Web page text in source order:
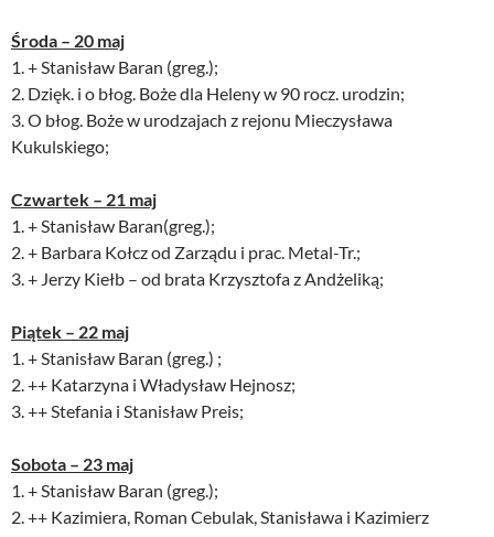
Środa – 20 maj
1. + Stanisław Baran (greg.);
2. Dzięk. i o błog. Boże dla Heleny w 90 rocz. urodzin;
3. O błog. Boże w urodzajach z rejonu Mieczysława
Kukulskiego;
Czwartek – 21 maj
1. + Stanisław Baran(greg.);
2. + Barbara Kołcz od Zarządu i prac. Metal-Tr.;
3. + Jerzy Kiełb – od brata Krzysztofa z Andżeliką;
Piątek – 22 maj
1. + Stanisław Baran (greg.) ;
2. ++ Katarzyna i Władysław Hejnosz;
3. ++ Stefania i Stanisław Preis;
Sobota – 23 maj
1. + Stanisław Baran (greg.);
2. ++ Kazimiera, Roman Cebulak, Stanisława i Kazimierz